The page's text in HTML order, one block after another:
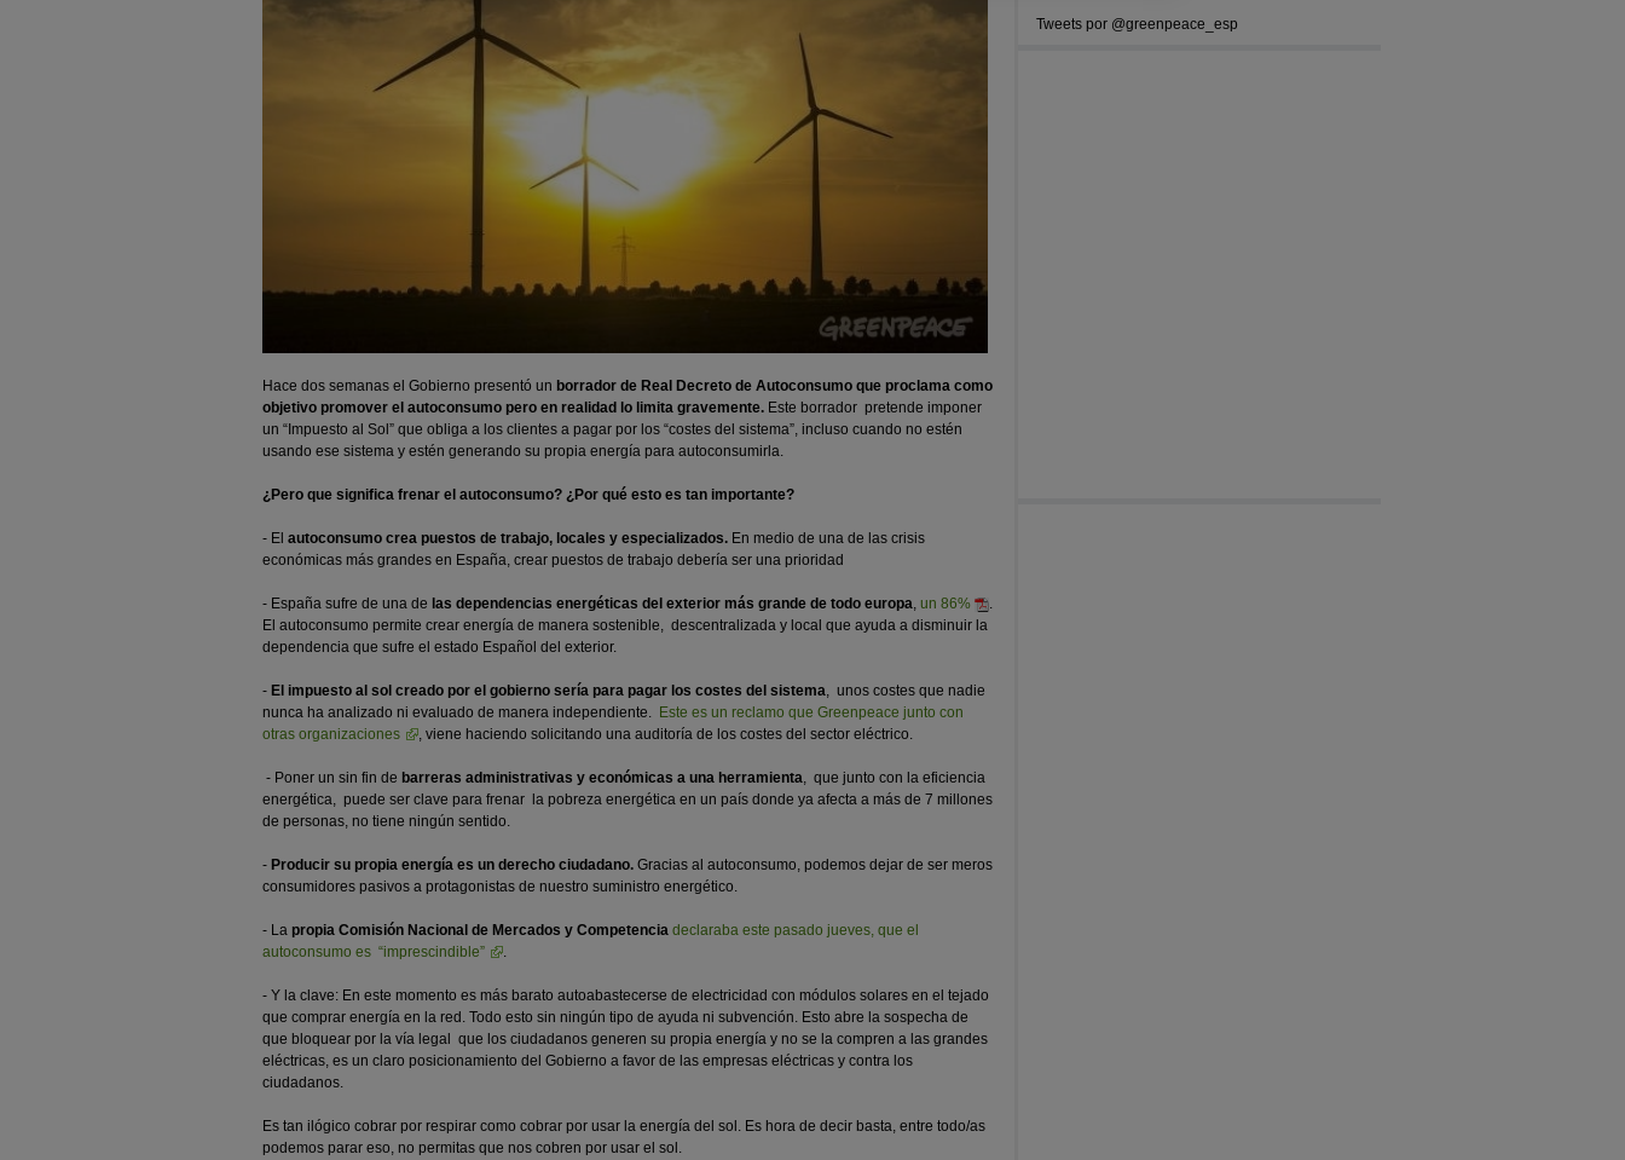
Hace dos semanas el Gobierno presentó un borrador de Real Decreto de Autoconsumo que proclama como
objetivo promover el autoconsumo pero en realidad lo limita gravemente. Este borrador pretende imponer
un “Impuesto al Sol” que obliga a los clientes a pagar por los “costes del sistema”, incluso cuando no estén
usando ese sistema y estén generando su propia energía para autoconsumirla.
¿Pero que significa frenar el autoconsumo? ¿Por qué esto es tan importante?
- El autoconsumo crea puestos de trabajo, locales y especializados. En medio de una de las crisis
económicas más grandes en España, crear puestos de trabajo debería ser una prioridad
- España sufre de una de las dependencias energéticas del exterior más grande de todo europa, un 86%
.
El autoconsumo permite crear energía de manera sostenible, descentralizada y local que ayuda a disminuir la
dependencia que sufre el estado Español del exterior.
- El impuesto al sol creado por el gobierno sería para pagar los costes del sistema, unos costes que nadie
nunca ha analizado ni evaluado de manera independiente. Este es un reclamo que Greenpeace junto con
otras organizaciones
, viene haciendo solicitando una auditoría de los costes del sector eléctrico.
- Poner un sin fin de barreras administrativas y económicas a una herramienta, que junto con la eficiencia
energética, puede ser clave para frenar la pobreza energética en un país donde ya afecta a más de 7 millones
de personas, no tiene ningún sentido.
- Producir su propia energía es un derecho ciudadano. Gracias al autoconsumo, podemos dejar de ser meros
consumidores pasivos a protagonistas de nuestro suministro energético.
- La propia Comisión Nacional de Mercados y Competencia declaraba este pasado jueves, que el
autoconsumo es “imprescindible”
.
- Y la clave: En este momento es más barato autoabastecerse de electricidad con módulos solares en el tejado
que comprar energía en la red. Todo esto sin ningún tipo de ayuda ni subvención. Esto abre la sospecha de
que bloquear por la vía legal que los ciudadanos generen su propia energía y no se la compren a las grandes
eléctricas, es un claro posicionamiento del Gobierno a favor de las empresas eléctricas y contra los
ciudadanos.
Es tan ilógico cobrar por respirar como cobrar por usar la energía del sol. Es hora de decir basta, entre todo/as
podemos parar eso, no permitas que nos cobren por usar el sol.
Tweets por @greenpeace_esp